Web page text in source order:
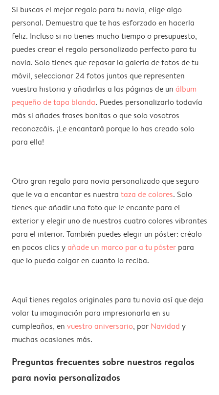
Si buscas el mejor regalo para tu novia, elige algo
personal. Demuestra que te has esforzado en hacerla
feliz. Incluso si no tienes mucho tiempo o presupuesto,
puedes crear el regalo personalizado perfecto para tu
novia. Solo tienes que repasar la galería de fotos de tu
móvil, seleccionar 24 fotos juntos que representen
vuestra historia y añadirlas a las páginas de un álbum
pequeño de tapa blanda. Puedes personalizarlo todavía
más si añades frases bonitas o que solo vosotros
reconozcáis. ¡Le encantará porque lo has creado solo
para ella!
Otro gran regalo para novia personalizado que seguro
que le va a encantar es nuestra taza de colores. Solo
tienes que añadir una foto que le encante para el
exterior y elegir uno de nuestros cuatro colores vibrantes
para el interior. También puedes elegir un póster: créalo
en pocos clics yañade un marco par a tu póster para
que lo pueda colgar en cuanto lo reciba.
Aquí tienes regalos originales para tu novia así que deja
volar tu imaginación para impresionarla en su
cumpleaños, en vuestro aniversario, por Navidad y
muchas ocasiones más.
Preguntas frecuentes sobre nuestros regalos
para novia personalizados